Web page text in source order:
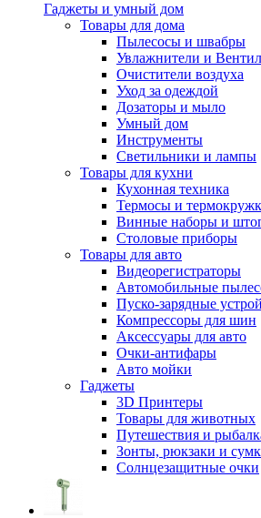
Гаджеты и умный дом
Товары для дома
Пылесосы и швабры
Увлажнители и
Очистители воздуха
Уход за одеждой
Дозаторы и мыло
Умный дом
Инструменты
Светильники и лампы
Товары для кухни
Кухонная техника
Термосы и
Винные наборы и
Столовые приборы
Товары для авто
Видеорегистраторы
Автомобильные
Пуско-зарядные
Компрессоры для шин
Аксессуары для авто
Очки-антифары
Авто мойки
Гаджеты
3D Принтеры
Товары для животных
Путешествия и
Зонты, рюкзаки и
Солнцезащитные очки